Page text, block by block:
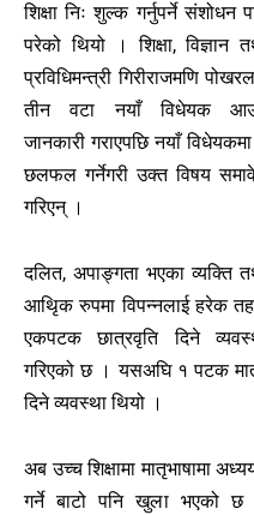
शिक्षा निः शुल्क गर्नुपर्ने संशोधन
परेको थियो । शिक्षा, विज्ञान
प्रविधिमन्त्री गिरीराजमणि
तीन वटा नयाँ विधेयक
जानकारी गराएपछि नयाँ
छलफल गर्नेगरी उक्त विषय
गरिएन् ।
दलित, अपाङ्गता भएका व्यक्ति
आथिृक रुपमा विपन्नलाई हरेक
एकपटक छात्रवृति दिने
गरिएको छ । यसअघि १ पटक
दिने व्यवस्था थियो ।
अब उच्च शिक्षामा मातृभाषामा
गर्ने बाटो पनि खुला भएको छ